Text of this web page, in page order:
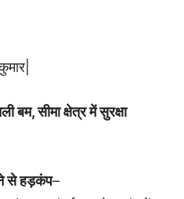
बम, सीमा क्षेत्र में सुरक्षा
से हड़कंप–